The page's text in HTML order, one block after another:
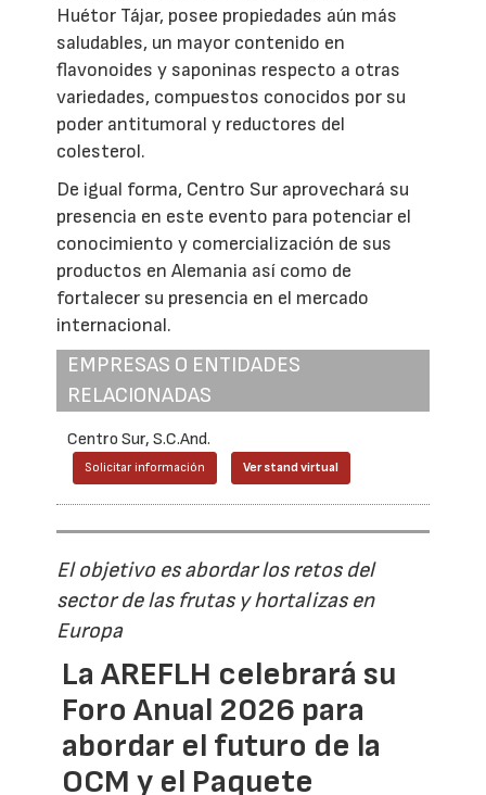
Huétor Tájar, posee propiedades aún más
saludables, un mayor contenido en
flavonoides y saponinas respecto a otras
variedades, compuestos conocidos por su
poder antitumoral y reductores del
colesterol.
De igual forma, Centro Sur aprovechará su
presencia en este evento para potenciar el
conocimiento y comercialización de sus
productos en Alemania así como de
fortalecer su presencia en el mercado
internacional.
EMPRESAS O ENTIDADES
RELACIONADAS
Centro Sur, S.C.And.
Solicitar información Ver stand virtual
El objetivo es abordar los retos del
sector de las frutas y hortalizas en
Europa
La AREFLH celebrará su
Foro Anual 2026 para
abordar el futuro de la
OCM y el Paquete